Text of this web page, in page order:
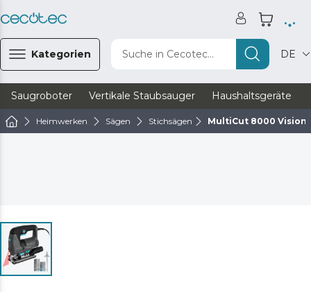
Kategorien Suche in Cecotec... DE
Saugroboter Vertikale Staubsauger Haushaltsgeräte
Heimwerken Sägen Stichsägen MultiCut 8000 Vision